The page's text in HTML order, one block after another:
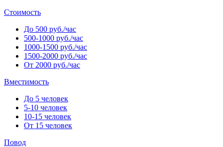
Стоимость
До 500 руб./час
500-1000 руб./час
1000-1500 руб./час
1500-2000 руб./час
От 2000 руб./час
Вместимость
До 5 человек
5-10 человек
10-15 человек
От 15 человек
Повод